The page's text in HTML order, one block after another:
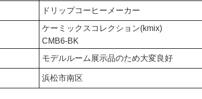
ドリップコーヒーメーカー
ケーミックスコレクション(kmix)
CMB6-BK
モデルルーム展示品のため大変良好
浜松市南区